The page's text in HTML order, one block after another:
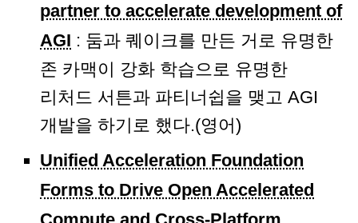
partner to accelerate development of
AGI : 둠과 퀘이크를 만든 거로 유명한
존 카맥이 강화 학습으로 유명한
리처드 서튼과 파티너쉽을 맺고 AGI
개발을 하기로 했다.(영어)
Unified Acceleration Foundation
Forms to Drive Open Accelerated